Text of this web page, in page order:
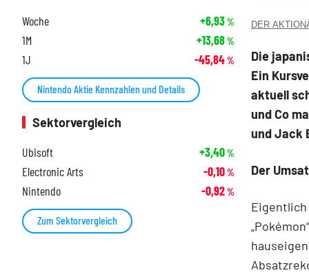
DER
Die
Ein
aktuell
und Co
und Jack
Der
Eigentlich
Woche +6,93%
1M +13,68%
1J -45,84%
Nintendo Aktie Kennzahlen und Details
Sektorvergleich
Ubisoft
+3,40%
Electronic Arts -0,10%
Nintendo -0,92%
Zum Sektorvergleich